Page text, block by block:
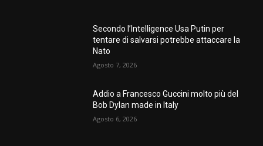
Secondo l’Intelligence Usa Putin per
tentare di salvarsi potrebbe attaccare la
Nato
Agosto 7, 2026
Addio a Francesco Guccini molto più del
Bob Dylan made in Italy
Agosto 6, 2026